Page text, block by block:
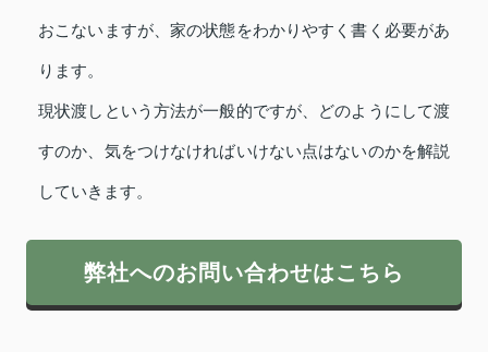
おこないますが、家の状態をわかりやすく書く必要があ
ります。
現状渡しという方法が一般的ですが、どのようにして渡
すのか、気をつけなければいけない点はないのかを解説
していきます。
弊社へのお問い合わせはこちら